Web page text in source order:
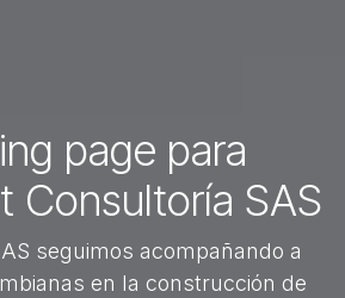
page para
Consultoría SAS
seguimos acompañando a
en la construcción de